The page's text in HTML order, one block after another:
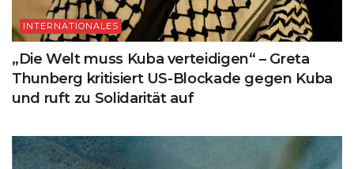
INTERNATIONALES
„Die Welt muss Kuba verteidigen“ – Greta
Thunberg kritisiert US-Blockade gegen Kuba
und ruft zu Solidarität auf